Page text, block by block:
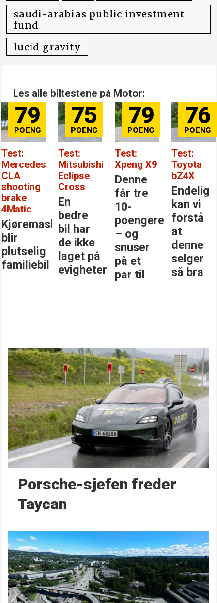
saudi-arabias public investment
fund
lucid gravity
Les alle biltestene på Motor:
79
Test:
Mercedes
CLA
shooting
brake
4Matic
Kjøremaskinen
blir
plutselig
familiebil
75
Test:
Mitsubishi
Eclipse
Cross
En
bedre
bil har
de ikke
laget på
evigheter
79
Test:
Xpeng X9
Denne
får tre
10-
poengere
– og
snuser
på et
par til
76
Test:
Toyota
bZ4X
Endelig
kan vi
forstå
at
denne
selger
så bra
Porsche-sjefen freder
Taycan